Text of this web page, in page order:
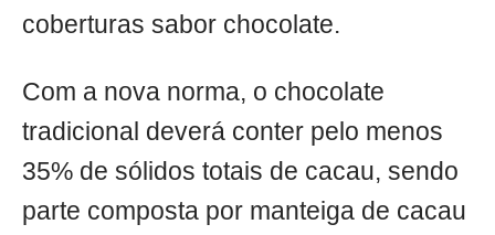
coberturas sabor chocolate.
Com a nova norma, o chocolate
tradicional deverá conter pelo menos
35% de sólidos totais de cacau, sendo
parte composta por manteiga de cacau